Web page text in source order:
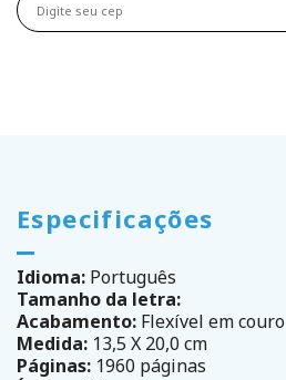
Especificações
Idioma: Português
Tamanho da letra:
Acabamento: Flexível em couro
Medida: 13,5 X 20,0 cm
Páginas: 1960 páginas